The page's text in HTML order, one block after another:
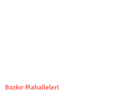
Bozkır Mahalleleri